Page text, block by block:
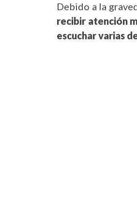
Debido a la
recibir atención
escuchar varias